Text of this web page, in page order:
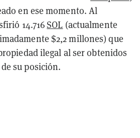
en ese momento. Al
14.716SOL (actualmente
$2,2 millones) que
ilegal al ser obtenidos
su posición.